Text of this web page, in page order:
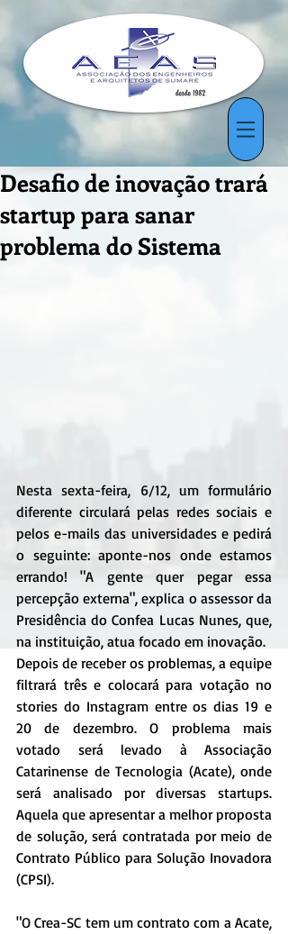
Desafio de inovação trará
startup para sanar
problema do Sistema
Nesta sexta-feira, 6/12, um formulário
diferente circulará pelas redes sociais e
pelos e-mails das universidades e pedirá
o seguinte: aponte-nos onde estamos
errando! "A gente quer pegar essa
percepção externa", explica o assessor da
Presidência do Confea Lucas Nunes, que,
na instituição, atua focado em inovação.
Depois de receber os problemas, a equipe
filtrará três e colocará para votação no
stories do Instagram entre os dias 19 e
20 de dezembro. O problema mais
votado será levado à Associação
Catarinense de Tecnologia (Acate), onde
será analisado por diversas startups.
Aquela que apresentar a melhor proposta
de solução, será contratada por meio de
Contrato Público para Solução Inovadora
(CPSI).
"O Crea-SC tem um contrato com a Acate,